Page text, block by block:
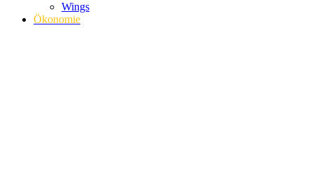
Wings
Ökonomie